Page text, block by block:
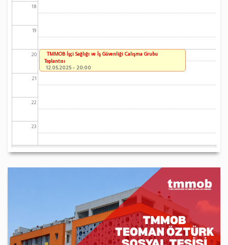
18
19
20
21
22
23
TMMOB İşçi Sağlığı ve İş Güvenliği Çalışma Grubu
Toplantısı
12.05.2025 - 20:00